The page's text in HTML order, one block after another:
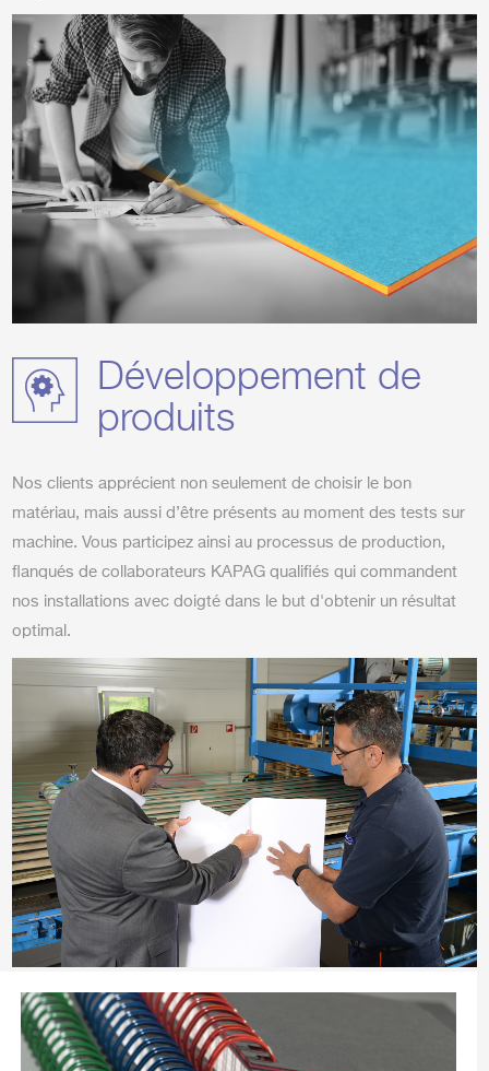
Développement de
produits
Nos clients apprécient non seulement de choisir le bon
matériau, mais aussi d’être présents au moment des tests sur
machine. Vous participez ainsi au processus de production,
flanqués de collaborateurs KAPAG qualifiés qui commandent
nos installations avec doigté dans le but d'obtenir un résultat
optimal.